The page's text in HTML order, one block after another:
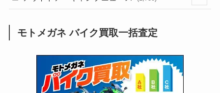
(31)
(51)
(34)
(24)
(16)
(25)
(64)
(16)
(62)
(249)
(12)
(131)
(167)
(66)
(16)
(141)
(1,141)
(166)
(23)
(415)
(137)
(73)
(2,744)
(126)
(170)
(171)
(118)
(27)
(1,605)
(147)
モトメガネ バイク買取一括査定